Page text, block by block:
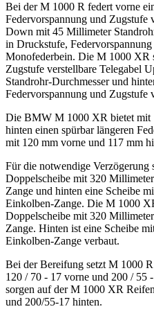
Bei der M 1000 R federt vorne
Federvorspannung und Zugstufe
Down mit 45 Millimeter
in Druckstufe,
Monofederbein. Die M 1000 XR
Zugstufe verstellbare Telegabel
Standrohr-Durchmesser und
Federvorspannung und Zugstufe
Die BMW M 1000 XR bietet mit
hinten einen spürbar längeren
mit 120 mm vorne und 117 mm
Für die notwendige
Doppelscheibe mit 320
Zange und hinten eine Scheibe
Einkolben-Zange. Die M 1000
Doppelscheibe mit 320
Zange. Hinten ist eine Scheibe
Einkolben-Zange verbaut.
Bei der Bereifung setzt M 1000
120 / 70 - 17 vorne und 200 / 55
sorgen auf der M 1000 XR
und 200/55-17 hinten.